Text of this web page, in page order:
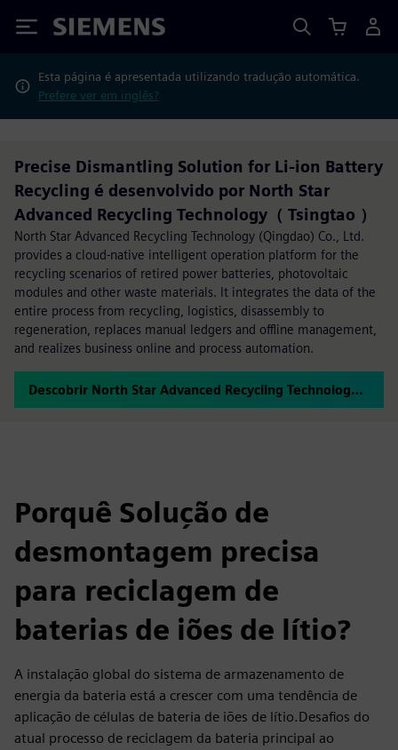
Siemens
Esta página é apresentada utilizando tradução automática.
Prefere ver em inglês?
Precise Dismantling Solution for Li-ion Battery
Recycling é desenvolvido por North Star
Advanced Recycling Technology（ Tsingtao ）
North Star Advanced Recycling Technology (Qingdao) Co., Ltd.
provides a cloud-native intelligent operation platform for the
recycling scenarios of retired power batteries, photovoltaic
modules and other waste materials. It integrates the data of the
entire process from recycling, logistics, disassembly to
regeneration, replaces manual ledgers and offline management,
and realizes business online and process automation.
Descobrir North Star Advanced Recycling Technology（ Tsingtao ）
Porquê Solução de
desmontagem precisa
para reciclagem de
baterias de iões de lítio?
A instalação global do sistema de armazenamento de
energia da bateria está a crescer com uma tendência de
aplicação de células de bateria de iões de lítio.Desafios do
atual processo de reciclagem da bateria principal ao